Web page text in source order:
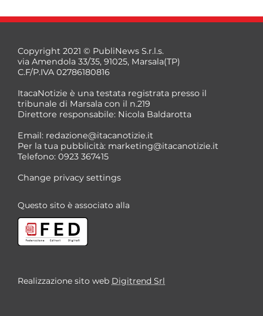
Copyright 2021 © PubliNews S.r.l.s.
via Amendola 33/35, 91025, Marsala(TP)
C.F/P.IVA 02786180816
ItacaNotizie è una testata registrata presso il
tribunale di Marsala con il n.219
Direttore responsabile: Nicola Baldarotta
Email: redazione@itacanotizie.it
Per la tua pubblicità: marketing@itacanotizie.it
Telefono: 0923 367415
Change privacy settings
Questo sito è associato alla
Realizzazione sito web Digitrend Srl